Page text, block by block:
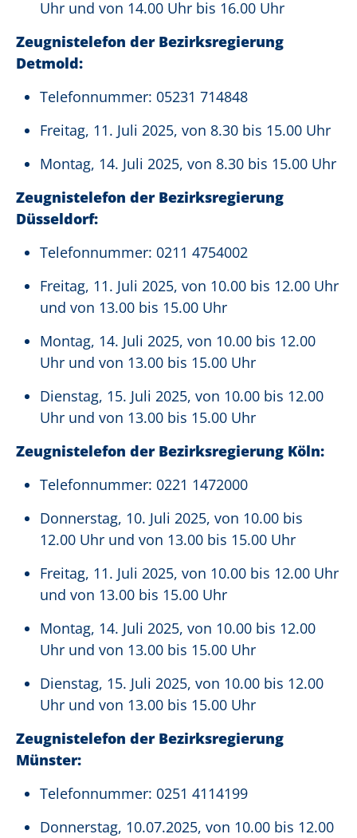
Uhr und von 14.00 Uhr bis 16.00 Uhr
Zeugnistelefon der Bezirksregierung
Detmold:
Telefonnummer: 05231 714848
Freitag, 11. Juli 2025, von 8.30 bis 15.00 Uhr
Montag, 14. Juli 2025, von 8.30 bis 15.00 Uhr
Zeugnistelefon der Bezirksregierung
Düsseldorf:
Telefonnummer: 0211 4754002
Freitag, 11. Juli 2025, von 10.00 bis 12.00 Uhr
und von 13.00 bis 15.00 Uhr
Montag, 14. Juli 2025, von 10.00 bis 12.00
Uhr und von 13.00 bis 15.00 Uhr
Dienstag, 15. Juli 2025, von 10.00 bis 12.00
Uhr und von 13.00 bis 15.00 Uhr
Zeugnistelefon der Bezirksregierung Köln:
Telefonnummer: 0221 1472000
Donnerstag, 10. Juli 2025, von 10.00 bis
12.00 Uhr und von 13.00 bis 15.00 Uhr
Freitag, 11. Juli 2025, von 10.00 bis 12.00 Uhr
und von 13.00 bis 15.00 Uhr
Montag, 14. Juli 2025, von 10.00 bis 12.00
Uhr und von 13.00 bis 15.00 Uhr
Dienstag, 15. Juli 2025, von 10.00 bis 12.00
Uhr und von 13.00 bis 15.00 Uhr
Zeugnistelefon der Bezirksregierung
Münster:
Telefonnummer: 0251 4114199
Donnerstag, 10.07.2025, von 10.00 bis 12.00